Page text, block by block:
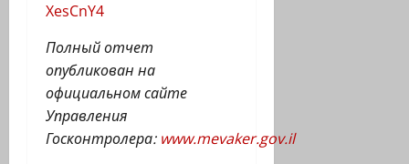
XesCnY4
Полный отчет
опубликован на
официальном сайте
Управления
Госконтролера: www.mevaker.gov.il